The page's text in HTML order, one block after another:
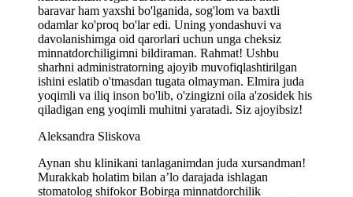
baravar ham yaxshi bo'lganida, sog'lom va baxtli
odamlar ko'proq bo'lar edi. Uning yondashuvi va
davolanishimga oid qarorlari uchun unga cheksiz
minnatdorchiligimni bildiraman. Rahmat! Ushbu
sharhni administratorning ajoyib muvofiqlashtirilgan
ishini eslatib o'tmasdan tugata olmayman. Elmira juda
yoqimli va iliq inson bo'lib, o'zingizni oila a'zosidek his
qiladigan eng yoqimli muhitni yaratadi. Siz ajoyibsiz!
Aleksandra Sliskova
Aynan shu klinikani tanlaganimdan juda xursandman!
Murakkab holatim bilan a’lo darajada ishlagan
stomatolog shifokor Bobirga minnatdorchilik